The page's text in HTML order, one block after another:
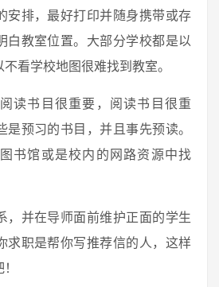
安排，最好打印并随身携带或存
白教室位置。大部分学校都是以
看学校地图很难找到教室。
读书目很重要，阅读书目很重
是预习的书目，并且事先预读。
书馆或是校内的网路资源中找
，并在导师面前维护正面的学生
求职是帮你写推荐信的人，这样